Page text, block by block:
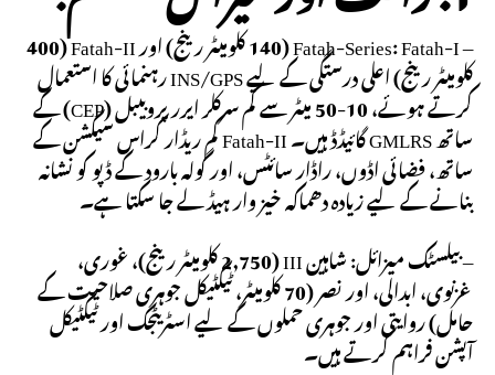
– Fatah-Series: Fatah-I (140 کلومیٹر رینج) اور Fatah-II (400
کلومیٹر رینج) اعلی درستگی کے لیے INS/GPS رہنمائی کا استعمال
کرتے ہوئے، 10-50 میٹر سے کم سرکلر ایرر پروبیبل (CEP) کے
ساتھ GMLRS گائیڈڈ ہیں۔ Fatah-II کم ریڈار کراس سیکشن کے
ساتھ، فضائی اڈوں، راڈار سائٹس، اور گولہ بارود کے ڈپو کو نشانہ
بنانے کے لیے زیادہ دھماکہ خیز وار ہیڈ لے جا سکتا ہے۔
– بیلسٹک میزائل: شاہین III (2,750 کلومیٹر رینج)، غوری،
غزنوی، ابدالی، اور نصر (70 کلومیٹر، ٹیکٹیکل جوہری صلاحیت کے
حامل) روایتی اور جوہری حملوں کے لیے اسٹریٹجک اور ٹیکٹیکل
آپشن فراہم کرتے ہیں۔